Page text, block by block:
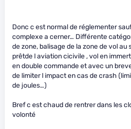
Donc c est normal de réglementer
complexe a cerner… Différente
de zone, balisage de la zone de vol au
prêtde l aviation cicivile , vol en
en double commande et avec un
de limiter l impact en cas de crash
de joules…)
Bref c est chaud de rentrer dans les
volonté